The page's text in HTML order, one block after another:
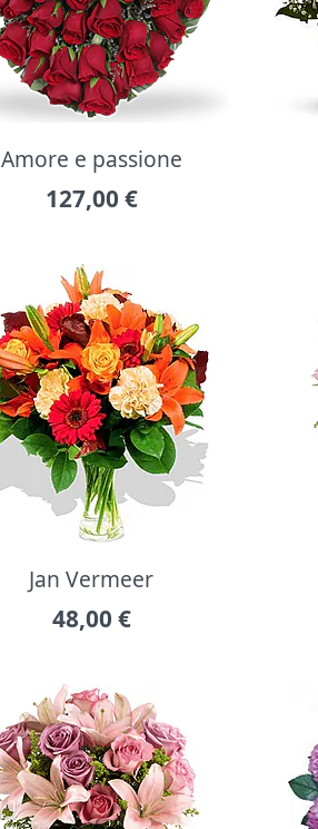
Amore e passione
127,00 €
Jan Vermeer
48,00 €